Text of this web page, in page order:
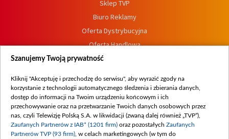
Sklep TVP
Biuro Reklamy
Oferta Dystrybucyjna
Oferta Handlowa
Dostępność
Procedura zgłoszeń wewnętrznych
Szanujemy Twoją prywatność
Kliknij "Akceptuję i przechodzę do serwisu", aby wyrazić zgody na
korzystanie z technologii automatycznego śledzenia i zbierania danych,
dostęp do informacji na Twoim urządzeniu końcowym i ich
przechowywanie oraz na przetwarzanie Twoich danych osobowych przez
nas, czyli Telewizję Polską S.A. w likwidacji (zwaną dalej również „TVP”),
Zaufanych Partnerów z IAB* (1201 firm) oraz pozostałych Zaufanych
Partnerów TVP (93 firm) , w celach marketingowych (w tym do